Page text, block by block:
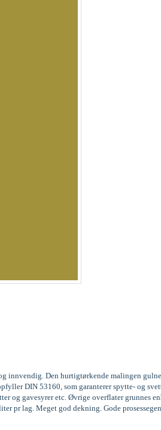
Den hurtigtørkende malingen
DIN 53160, som garanterer spytte- og
og gavesyrer etc. Øvrige overflater grunnes
pr lag. Meget god dekning. Gode